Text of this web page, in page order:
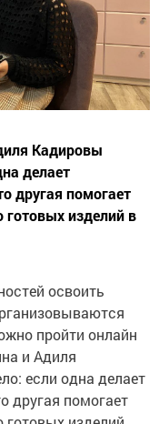
Кадировы
делает
другая помогает
изделий в
освоить
пройти онлайн
и Адиля
если одна делает
другая помогает